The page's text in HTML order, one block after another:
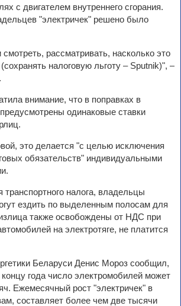
с двигателем внутреннего сгорания.
"электричек" решено было
рассматривать, насколько это
налоговую льготу – Sputnik)", –
внимание, что в поправках в
одинаковые ставки
это делается "с целью исключения
обязательств" индивидуальными
транспортного налога, владельцы
ездить по выделенным полосам для
также освобождены от НДС при
на электротяге, не платится
Беларуси Денис Мороз сообщил,
концу года число электромобилей может
Ежемесячный рост "электричек" в
составляет более чем две тысячи